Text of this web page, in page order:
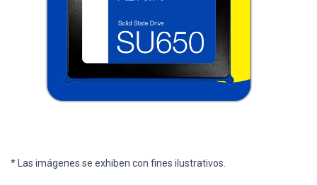
* Las imágenes se exhiben con fines ilustrativos.